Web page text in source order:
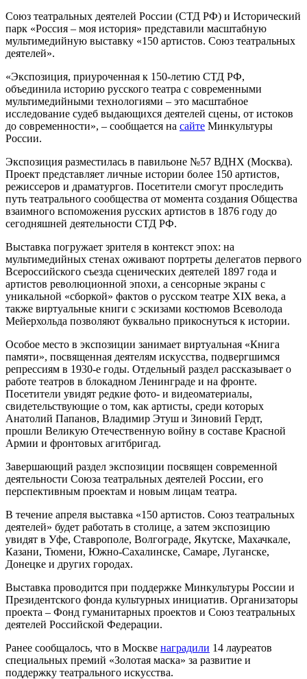
Союз театральных деятелей России (СТД РФ) и Исторический
парк «Россия – моя история» представили масштабную
мультимедийную выставку «150 артистов. Союз театральных
деятелей».
«Экспозиция, приуроченная к 150-летию СТД РФ,
объединила историю русского театра с современными
мультимедийными технологиями – это масштабное
исследование судеб выдающихся деятелей сцены, от истоков
до современности», – сообщается на сайте Минкультуры
России.
Экспозиция разместилась в павильоне №57 ВДНХ (Москва).
Проект представляет личные истории более 150 артистов,
режиссеров и драматургов. Посетители смогут проследить
путь театрального сообщества от момента создания Общества
взаимного вспоможения русских артистов в 1876 году до
сегодняшней деятельности СТД РФ.
Выставка погружает зрителя в контекст эпох: на
мультимедийных стенах оживают портреты делегатов первого
Всероссийского съезда сценических деятелей 1897 года и
артистов революционной эпохи, а сенсорные экраны с
уникальной «сборкой» фактов о русском театре XIX века, а
также виртуальные книги с эскизами костюмов Всеволода
Мейерхольда позволяют буквально прикоснуться к истории.
Особое место в экспозиции занимает виртуальная «Книга
памяти», посвященная деятелям искусства, подвергшимся
репрессиям в 1930-е годы. Отдельный раздел рассказывает о
работе театров в блокадном Ленинграде и на фронте.
Посетители увидят редкие фото- и видеоматериалы,
свидетельствующие о том, как артисты, среди которых
Анатолий Папанов, Владимир Этуш и Зиновий Гердт,
прошли Великую Отечественную войну в составе Красной
Армии и фронтовых агитбригад.
Завершающий раздел экспозиции посвящен современной
деятельности Союза театральных деятелей России, его
перспективным проектам и новым лицам театра.
В течение апреля выставка «150 артистов. Союз театральных
деятелей» будет работать в столице, а затем экспозицию
увидят в Уфе, Ставрополе, Волгограде, Якутске, Махачкале,
Казани, Тюмени, Южно-Сахалинске, Самаре, Луганске,
Донецке и других городах.
Выставка проводится при поддержке Минкультуры России и
Президентского фонда культурных инициатив. Организаторы
проекта – Фонд гуманитарных проектов и Союз театральных
деятелей Российской Федерации.
Ранее сообщалось, что в Москве наградили 14 лауреатов
специальных премий «Золотая маска» за развитие и
поддержку театрального искусства.